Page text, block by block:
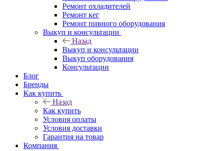
Ремонт охладителей
Ремонт кег
Ремонт пивного оборудования
Выкуп и консультации
Назад
Выкуп и консультации
Выкуп оборудования
Консультации
Блог
Бренды
Как купить
Назад
Как купить
Условия оплаты
Условия доставки
Гарантия на товар
Компания